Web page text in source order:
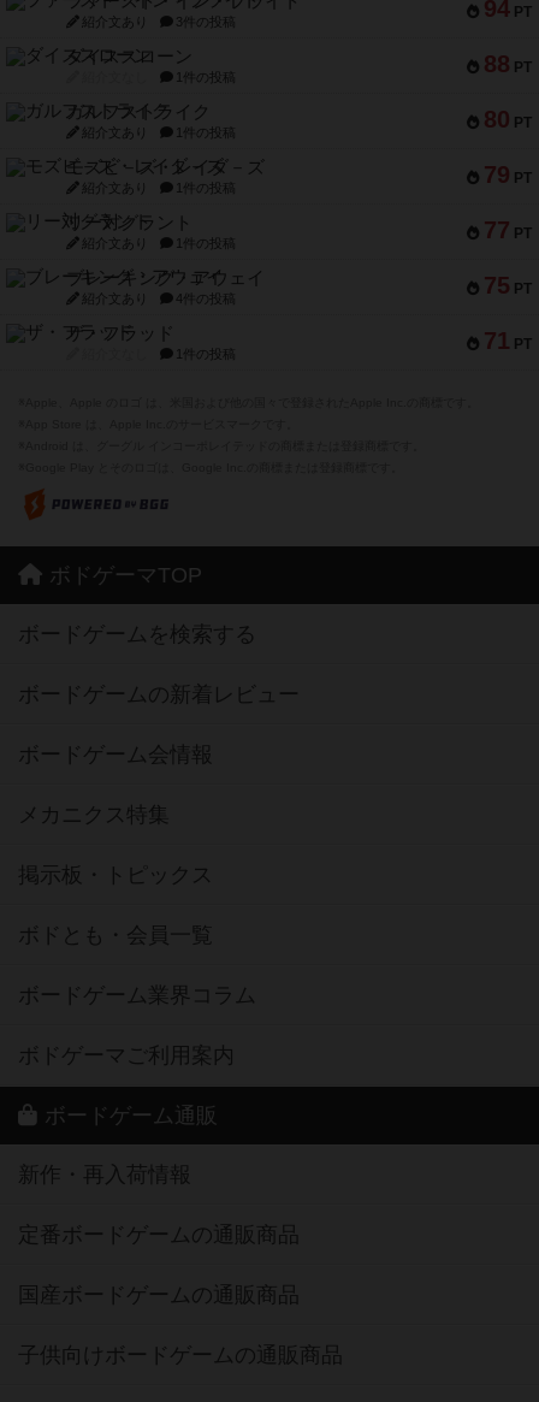
94 PT
紹介文あり 3件の投稿
88 PT
ダイススローン
1件の投稿
80 PT
ガルフストライク
紹介文あり 1件の投稿
79 PT
モズビ－ズ・レイダ－ズ
紹介文あり 1件の投稿
77 PT
リー対グラント
紹介文あり 1件の投稿
75 PT
ブレーキング・アウェイ
紹介文あり 4件の投稿
71 PT
ザ・フラッド
1件の投稿
ボドゲーマTOP
ボードゲームを検索する
ボードゲームの新着レビュー
ボードゲーム会情報
メカニクス特集
掲示板・トピックス
ボドとも・会員一覧
ボードゲーム業界コラム
ボドゲーマご利用案内
ボードゲーム通販
新作・再入荷情報
定番ボードゲームの通販商品
国産ボードゲームの通販商品
子供向けボードゲームの通販商品